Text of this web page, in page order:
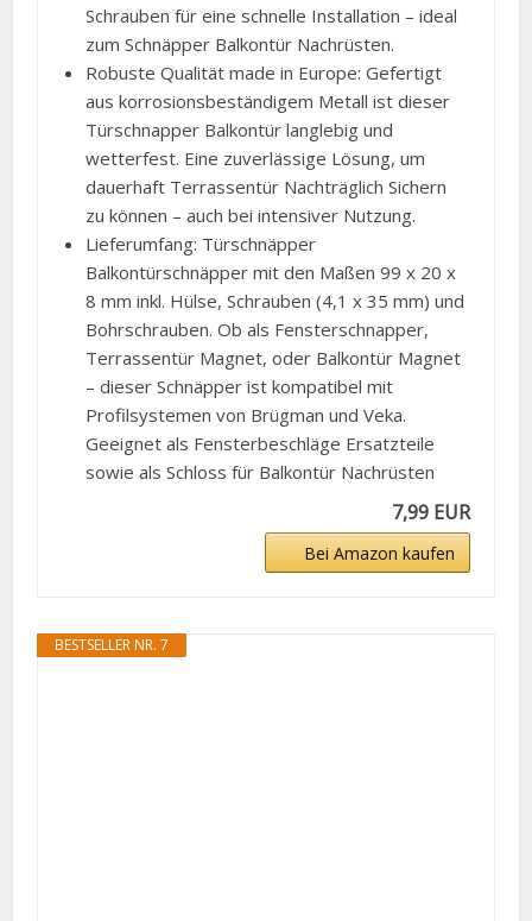
Schrauben für eine schnelle Installation – ideal
zum Schnäpper Balkontür Nachrüsten.
Robuste Qualität made in Europe: Gefertigt
aus korrosionsbeständigem Metall ist dieser
Türschnapper Balkontür langlebig und
wetterfest. Eine zuverlässige Lösung, um
dauerhaft Terrassentür Nachträglich Sichern
zu können – auch bei intensiver Nutzung.
Lieferumfang: Türschnäpper
Balkontürschnäpper mit den Maßen 99 x 20 x
8 mm inkl. Hülse, Schrauben (4,1 x 35 mm) und
Bohrschrauben. Ob als Fensterschnapper,
Terrassentür Magnet, oder Balkontür Magnet
– dieser Schnäpper ist kompatibel mit
Profilsystemen von Brügman und Veka.
Geeignet als Fensterbeschläge Ersatzteile
sowie als Schloss für Balkontür Nachrüsten
7,99 EUR
Bei Amazon kaufen
BESTSELLER NR. 7